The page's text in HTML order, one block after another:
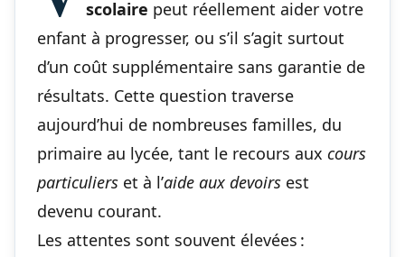
scolaire peut réellement aider votre
enfant à progresser, ou s’il s’agit surtout
d’un coût supplémentaire sans garantie de
résultats. Cette question traverse
aujourd’hui de nombreuses familles, du
primaire au lycée, tant le recours aux cours
particuliers et à l’aide aux devoirs est
devenu courant.
Les attentes sont souvent élevées :